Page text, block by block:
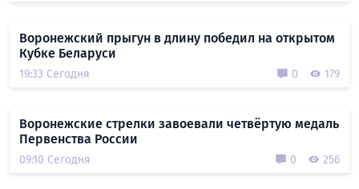
Воронежский прыгун в длину победил на открытом
Кубке Беларуси
19:33 Сегодня 0 179
Воронежские стрелки завоевали четвёртую медаль
Первенства России
09:10 Сегодня 0 256